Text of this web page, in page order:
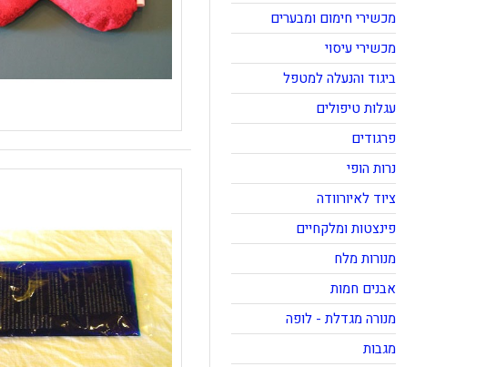
מכשירי חימום ומבערים
מכשירי עיסוי
ביגוד והנעלה למטפל
עגלות טיפולים
פרגודים
נרות הופי
ציוד לאיורוודה
פינצטות ומלקחיים
מנורות מלח
אבנים חמות
מנורה מגדלת - לופה
מגבות